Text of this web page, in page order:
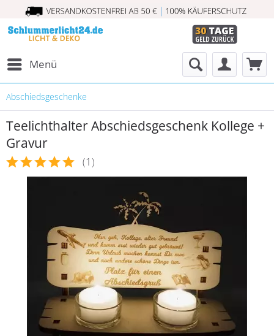
Menü
Abschiedsgeschenke
Teelichthalter Abschiedsgeschenk Kollege +
Gravur
(1)